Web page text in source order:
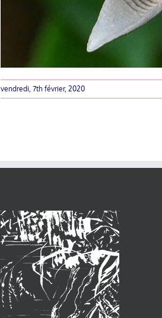
vendredi, 7th février, 2020